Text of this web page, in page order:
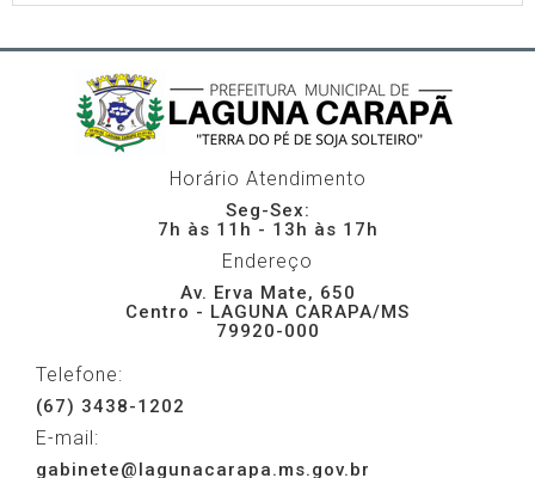
Horário Atendimento
Seg-Sex:
7h às 11h - 13h às 17h
Endereço
Av. Erva Mate, 650
Centro - LAGUNA CARAPA/MS
79920-000
Telefone:
(67) 3438-1202
E-mail:
gabinete@lagunacarapa.ms.gov.br